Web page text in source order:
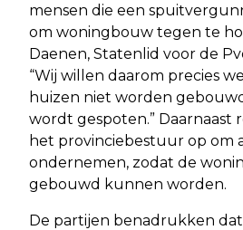
mensen die een
om woningbouw tegen te
Daenen, Statenlid voor de
“Wij willen daarom precies
huizen niet worden
wordt gespoten.” Daarnaast
het provinciebestuur op om
ondernemen, zodat de
gebouwd kunnen worden.
De partijen benadrukken